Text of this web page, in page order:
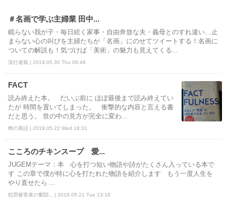
＃名画で学ぶ主婦業 田中...
眠らない我が子・毎日続く家事・自由奔放な夫・義母とのすれ違い…止
まらない心の叫びを主婦たちが「名画」にのせてツイートする！名画に
ついての解説も！気づけば「美術」の魅力も見えてくる...
流行速報 | 2019.05.30 Thu 08:46
FACT
読み終えた本。 だいぶ前に ほぼ最後まで読み終えてい
たが 時間を置いてしまった。 衝撃的な内容と言える書
だと思う。 世の中の見方が完全に変わ...
蜂の寓話 | 2019.05.22 Wed 18:31
こころのチキンスープ 愛...
JUGEMテーマ：本 心を打つ短い物語や詩がたくさん入っている本で
す この章で僕が特に心を打たれた物語を紹介します もう一度人生を
やり直せたら ...
犯罪被害者の奮闘... | 2019.05.21 Tue 13:18